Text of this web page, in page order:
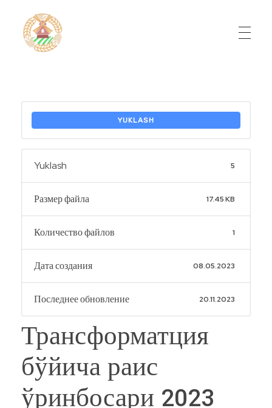
YUKLASH
Yuklash 5
Размер файла 17.45 KB
Количество файлов 1
Дата создания 08.05.2023
Последнее обновление 20.11.2023
Трансформатция
бўйича раис
ўринбосари 2023